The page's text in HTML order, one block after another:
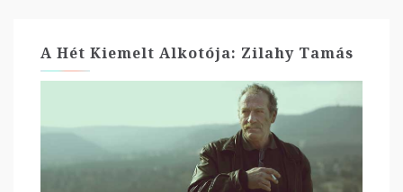
A Hét Kiemelt Alkotója: Zilahy Tamás